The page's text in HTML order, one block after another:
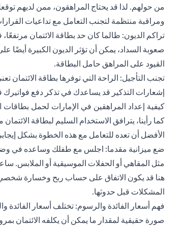
من حولهم. لذا قد يحتاج المراهقون، ممن لديهم
ومراقبة منتظمة لتجنب التعامل مع تداعيات
تراكم الديون: طالما كان حد بطاقة الائتمان
صعوبة السداد، يمكن أن تؤثر الديون الكبيرة
القيود على المراهق حامل البطاقة.
تجنب التأجيل: الراحة التي توفرها بطاقة
إشعارات التذكير قد يساعدك في تذكر دفع
كيفية إعداد المراهقين في الإمارات لحمل بطاقات
كما رأينا، يترافق الاستخدام السليم لبطاقة
الأفضل أن تعده للتعامل مع هذه الخطوة بشكل
ضع ميزانية مقدما: اجلس مع طفلك وساعده في
مثل المقاهي أو الحفلات الموسيقية أو الملابس.
هنا قد يكون الاتفاق على حساب ربح وخسارة شخصي
المشكلات قبل حدوثها.
فهم أسعار الفائدة والرسوم: تختلف أسعار الفائدة
صورة حقيقية لمقدار ما يمكن أن يكلفه الائتمان